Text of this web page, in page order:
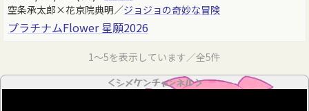
空条承太郎×花京院典明／ジョジョの奇妙な冒険
プラチナムFlower 星願2026
1～5を表示しています／全5件
＜シメケンチャンネル＞